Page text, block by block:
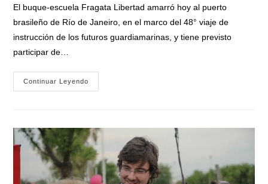
entrada:
El buque-escuela Fragata Libertad amarró hoy al puerto
brasileño de Río de Janeiro, en el marco del 48° viaje de
instrucción de los futuros guardiamarinas, y tiene previsto
participar de…
Continuar Leyendo
“Fragata
Puerto
De
Río
De
Janeiro